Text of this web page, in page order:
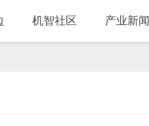
机智社区 产业新闻